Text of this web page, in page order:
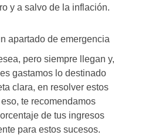
y a salvo de la inflación.
apartado de emergencia
pero siempre llegan y,
gastamos lo destinado
clara, en resolver estos
te recomendamos
de tus ingresos
para estos sucesos.